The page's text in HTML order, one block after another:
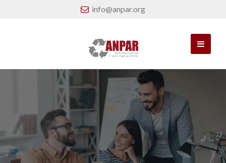
info@anpar.org